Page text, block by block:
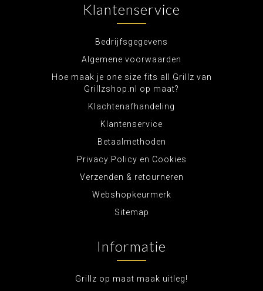
Klantenservice
Bedrijfsgegevens
Algemene voorwaarden
Hoe maak je one size fits all Grillz van
Grillzshop.nl op maat?
Klachtenafhandeling
Klantenservice
Betaalmethoden
Privacy Policy en Cookies
Verzenden & retourneren
Webshopkeurmerk
Sitemap
Informatie
Grillz op maat maak uitleg!